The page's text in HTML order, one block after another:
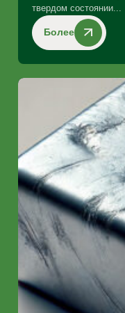
твердом состоянии...
Более